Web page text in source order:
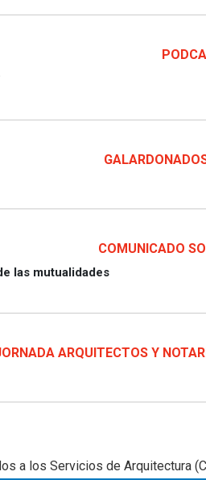
COMUNICADO
las mutualidades
ARQUITECTOS Y
a los Servicios de Arquitectura